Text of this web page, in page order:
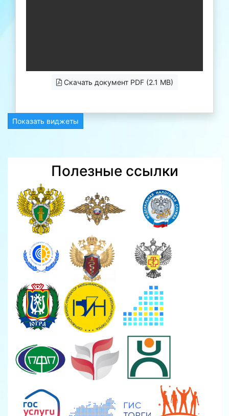
Скачать документ PDF (2.1 MB)
Показать виджеты
Полезные ссылки